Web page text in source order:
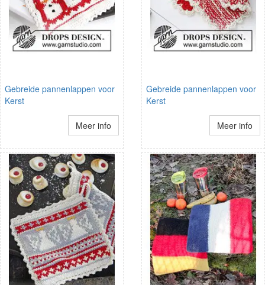
Gebreide pannenlappen voor
Kerst
Meer info
Gebreide pannenlappen voor
Kerst
Meer info